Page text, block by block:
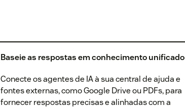
Baseie as respostas em conhecimento unificado
Conecte os agentes de IA à sua central de ajuda e
fontes externas, como Google Drive ou PDFs, para
fornecer respostas precisas e alinhadas com a